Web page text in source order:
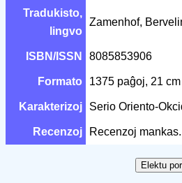
Tradukisto,
lingvo
Zamenhof,
ISBN/ISSN 8085853906
Formato 1375 paĝoj, 21
Karakterizoj Serio Oriento-
Recenzoj Recenzoj mankas.